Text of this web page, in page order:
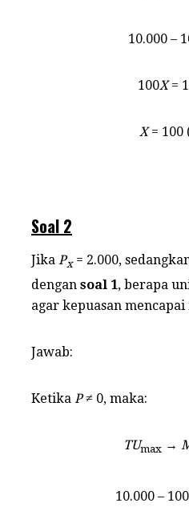
10.000 –
100X=
X= 100
Soal 2
Jika Px= 2.000,
dengan soal 1, berapa
agar kepuasan
Jawab:
Ketika P≠ 0, maka:
TUmax→
10.000 – 100